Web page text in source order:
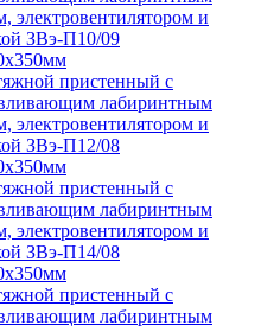
электровентилятором и
ЗВэ-П10/09
пристенный с
лабиринтным
электровентилятором и
ЗВэ-П12/08
пристенный с
лабиринтным
электровентилятором и
ЗВэ-П14/08
пристенный с
лабиринтным